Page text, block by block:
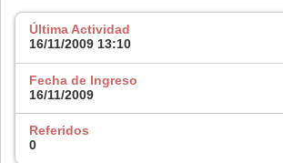
Última Actividad
16/11/2009 13:10
Fecha de Ingreso
16/11/2009
Referidos
0